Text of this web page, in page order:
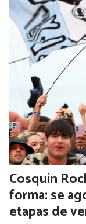
Cosquín
forma: se
etapas de